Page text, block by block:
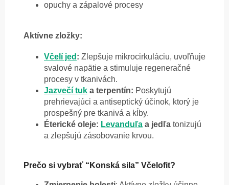
opuchy a zápalové procesy
Aktívne zložky:
Včelí jed : Zlepšuje mikrocirkuláciu, uvoľňuje
svalové napätie a stimuluje regeneračné
procesy v tkanivách.
Jazvečí tuk a terpentín: Poskytujú
prehrievajúci a antiseptický účinok, ktorý je
prospešný pre tkanivá a kĺby.
Éterické oleje: Levanduľa a jedľa tonizujú
a zlepšujú zásobovanie krvou.
Prečo si vybrať “Konská sila” Včelofit?